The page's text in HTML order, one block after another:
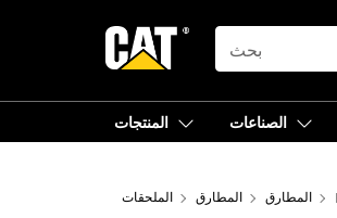
SEARCH
المنتجات الصناعات
الملحقات المطارق المطارق